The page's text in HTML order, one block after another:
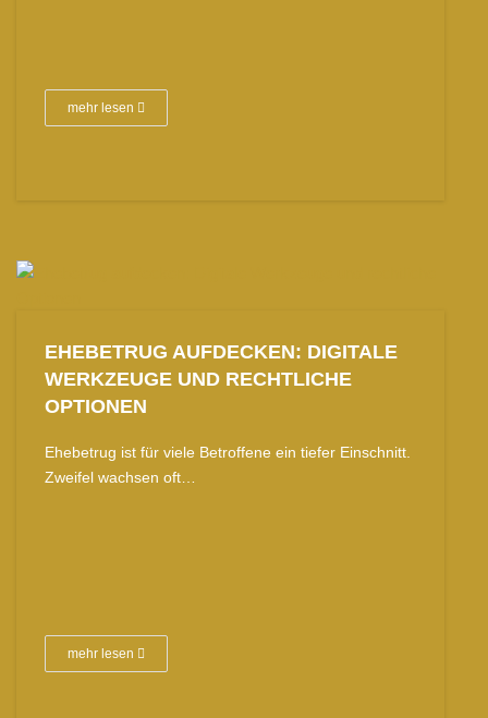
mehr lesen
EHEBETRUG AUFDECKEN: DIGITALE
WERKZEUGE UND RECHTLICHE
OPTIONEN
Ehebetrug ist für viele Betroffene ein tiefer Einschnitt.
Zweifel wachsen oft…
mehr lesen